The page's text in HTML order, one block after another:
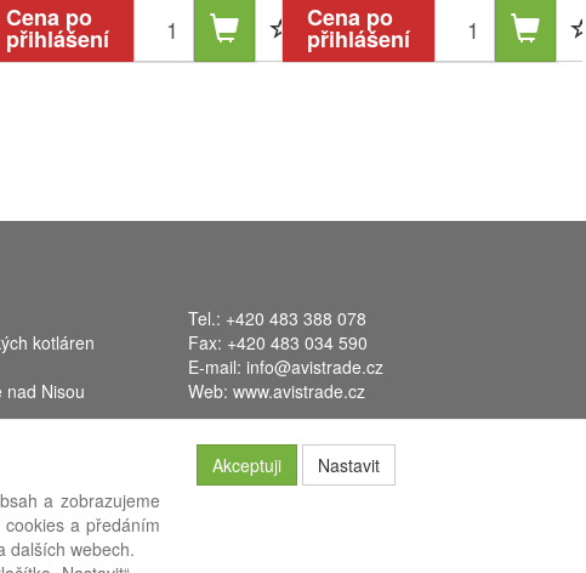
Cena po
přihlášení
Cena po
přihlášení
kotláren
nad Nisou
Tel.: +420 483 388 078
Fax: +420 483 034 590
E-mail: info@avistrade.cz
Web: www.avistrade.cz
systémFLORES
a zobrazujeme
a předáním
dalších webech.
Akceptuji Nastavit